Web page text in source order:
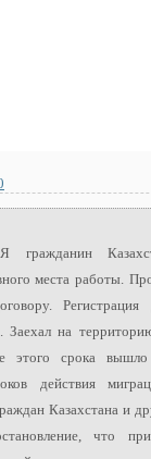
места работы.
Регистрация
Заехал на
этого срока вышло
действия
Казахстана и
что